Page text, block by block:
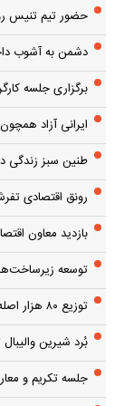
حضور تیم تنیس
دشمن به آشوب
برگزاری جلسه
ایرانی آزاد
طنین سبز زندگی
رونق اقتصادی
بازدید معاون
توسعه
توزیع ۸۰ هزار اصله نهال در تفرش
بُرد شیرین
جلسه تکریم و